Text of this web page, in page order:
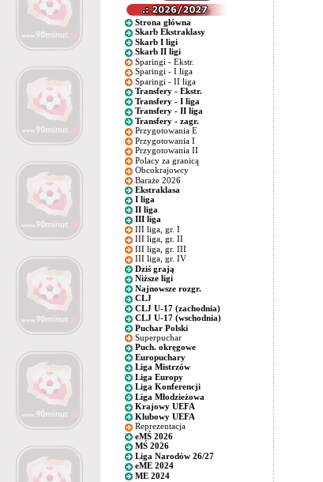
Strona główna
Skarb Ekstraklasy
Skarb I ligi
Skarb II ligi
Sparingi - Ekstr.
Sparingi - I liga
Sparingi - II liga
Transfery - Ekstr.
Transfery - I liga
Transfery - II liga
Transfery - zagr.
Przygotowania E
Przygotowania I
Przygotowania II
Polacy za granicą
Obcokrajowcy
Baraże 2026
Ekstraklasa
I liga
II liga
III liga
III liga, gr. I
III liga, gr. II
III liga, gr. III
III liga, gr. IV
Dziś grają
Niższe ligi
Najnowsze rozgr.
CLJ
CLJ U-17 (zachodnia)
CLJ U-17 (wschodnia)
Puchar Polski
Superpuchar
Puch. okręgowe
Europuchary
Liga Mistrzów
Liga Europy
Liga Konferencji
Liga Młodzieżowa
Krajowy UEFA
Klubowy UEFA
Reprezentacja
eMŚ 2026
MŚ 2026
Liga Narodów 26/27
eME 2024
ME 2024